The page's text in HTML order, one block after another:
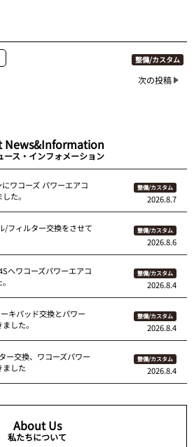
整備/カスタム
次の投稿
News&Information
ース・インフォメーション
ワコーズ パワーエアコ
た。
整備/カスタム
2026.8.7
/フィルター交換をさせて
整備/カスタム
2026.8.6
ワコーズパワーエアコ
整備/カスタム
2026.8.4
キパッド交換とパワー
した。
整備/カスタム
2026.8.4
ー交換、ワコーズパワー
ました
整備/カスタム
2026.8.4
About Us
私たちについて